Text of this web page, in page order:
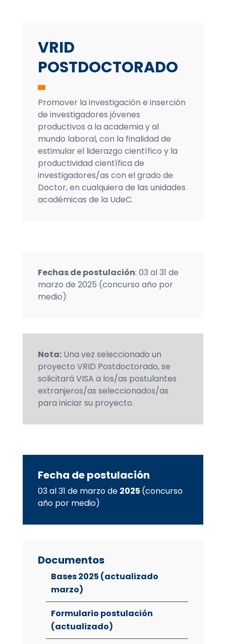
VRID
POSTDOCTORADO
Promover la investigación e inserción
de investigadores jóvenes
productivos a la academia y al
mundo laboral, con la finalidad de
estimular el liderazgo científico y la
productividad científica de
investigadores/as con el grado de
Doctor, en cualquiera de las unidades
académicas de la UdeC.
Fechas de postulación: 03 al 31 de
marzo de 2025 (concurso año por
medio)
Nota:Una vez seleccionado un
proyecto VRID Postdoctorado, se
solicitará VISA a los/as postulantes
extranjeros/as seleccionados/as
para iniciar su proyecto.
Fecha de postulación
03 al 31 de marzo de 2025 (concurso
año por medio)
Documentos
Bases 2025 (actualizado
marzo)
Formulario postulación
(actualizado)